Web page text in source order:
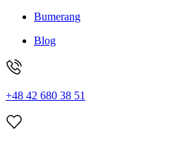
Bumerang
Blog
+48 42 680 38 51